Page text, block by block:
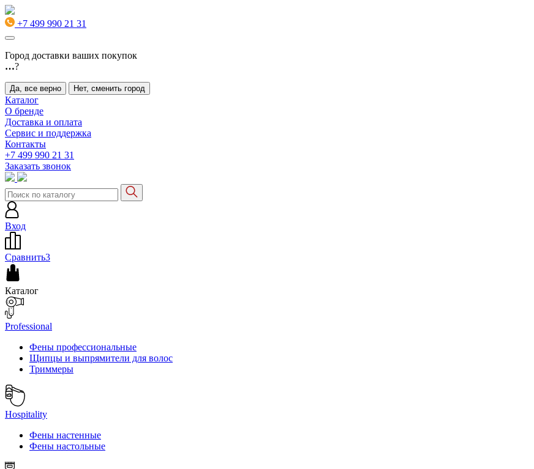
+7 499 990 21 31
Город доставки ваших покупок
…?
Да, все верно Нет, сменить город
Каталог
О бренде
Доставка и оплата
Сервис и поддержка
Контакты
+7 499 990 21 31
Заказать звонок
Вход
Сравнить3
Каталог
Professional
Фены профессиональные
Щипцы и выпрямители для волос
Триммеры
Hospitality
Фены настенные
Фены настольные